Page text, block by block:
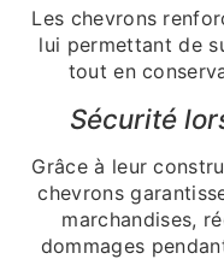
Les chevrons
lui permettant de
tout en
Sécurité
Grâce à leur
chevrons
marchandises,
dommages